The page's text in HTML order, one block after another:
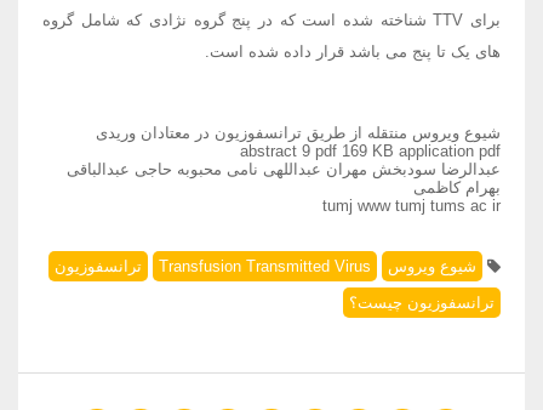
برای TTV شناخته شده است که در پنج گروه نژادی که شامل گروه
های یک تا پنج می باشد قرار داده شده است.
شیوع ویروس منتقله از طریق ترانسفوزیون در معتادان وریدی
abstract 9 pdf 169 KB application pdf
عبدالرضا سودبخش مهران عبداللهی نامی محبوبه حاجی عبدالباقی
بهرام کاظمی
tumj www tumj tums ac ir
شیوع ویروس Transfusion Transmitted Virus
ترانسفوزیون
ترانسفوزیون چیست؟